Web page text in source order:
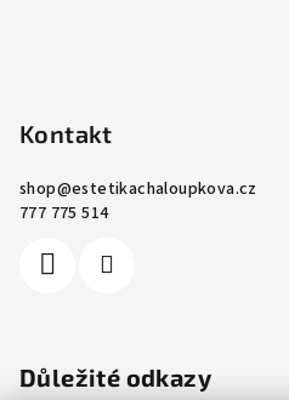
Kontakt
shop@estetikachaloupkova.cz
777 775 514
Důležité odkazy